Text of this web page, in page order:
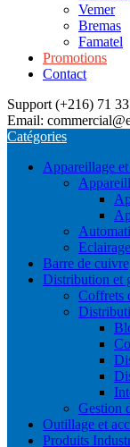
Vemer
Bremas
Famatel
Promotions
Contact
Support (+216) 71
Email:
Catégories
Appareillage
Barre de
Distribution et
Coffrets
Gestion
Outillage et
Produits